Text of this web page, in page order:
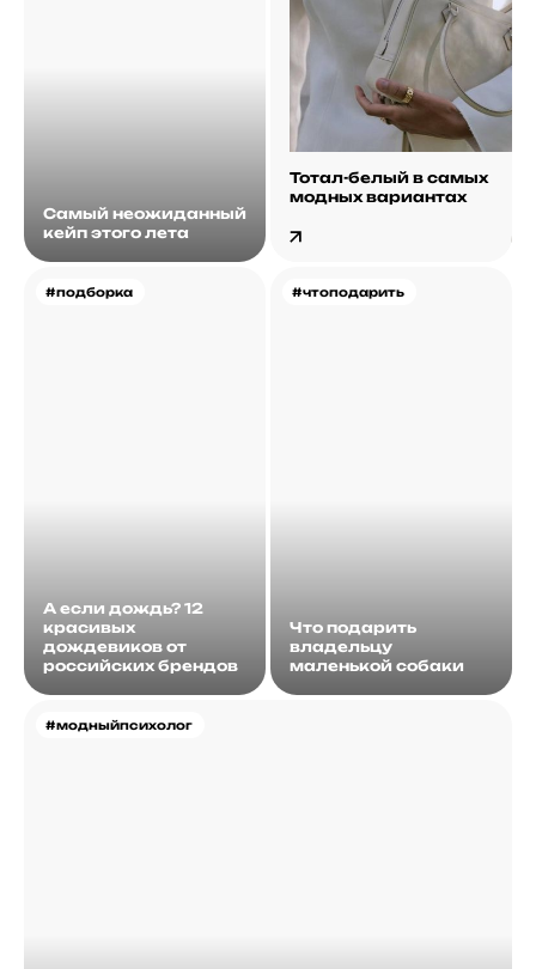
Самый неожиданный
кейп этого лета
Тотал-белый в самых
модных вариантах
#подборка
А если дождь? 12
красивых
дождевиков от
российских брендов
#модныйпсихолог
#чтоподарить
Что подарить
владельцу
маленькой собаки